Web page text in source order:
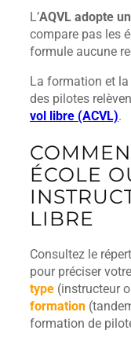
L’AQVL adopte
compare pas les
formule aucune
La formation et la
des pilotes
vol libre (ACVL).
ÉCOLE
LIBRE
Consultez le
pour préciser
type (instructeur
formation
formation de